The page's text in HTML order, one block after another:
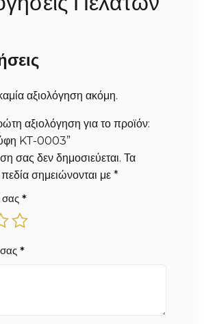
αξιολόγηση ακόμη.
αξιολόγηση για το προϊόν:
KT-0003”
σας δεν δημοσιεύεται. Τα
σημειώνονται με *
σας *
*